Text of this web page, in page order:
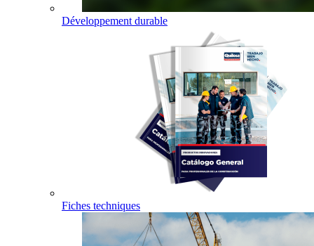
Développement durable
Fiches techniques